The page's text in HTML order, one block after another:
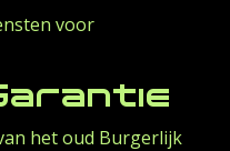
voor
het oud Burgerlijk